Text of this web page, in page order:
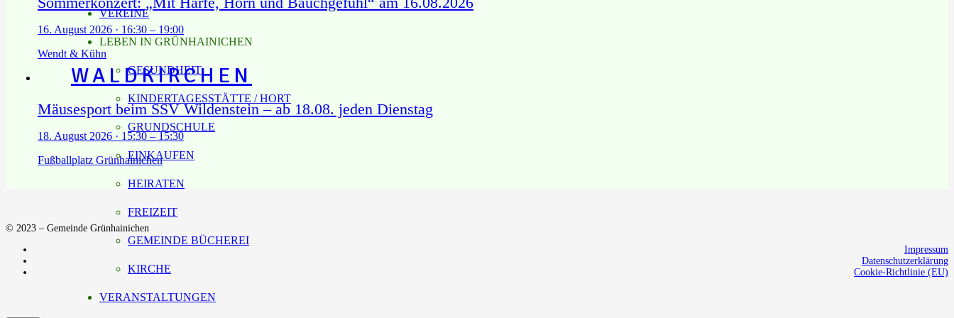
WALDKIRCHEN
VEREINE
LEBEN IN GRÜNHAINICHEN
GESUNDHEIT
KINDERTAGESSTÄTTE / HORT
GRUNDSCHULE
EINKAUFEN
HEIRATEN
FREIZEIT
GEMEINDE BÜCHEREI
KIRCHE
VERANSTALTUNGEN
16. August 2026 · 16:30 – 19:00
Wendt & Kühn
Mäusesport beim SSV Wildenstein – ab 18.08. jeden Dienstag
18. August 2026 · 15:30 – 15:30
Fußballplatz Grünhainichen
© 2023 – Gemeinde Grünhainichen
Impressum
Datenschutzerklärung
Cookie-Richtlinie (EU)